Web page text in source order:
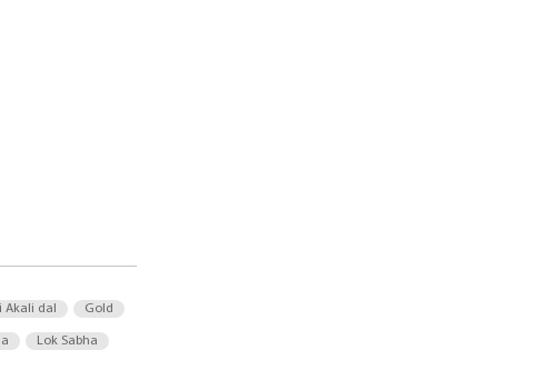
Akali dal Gold
Lok Sabha